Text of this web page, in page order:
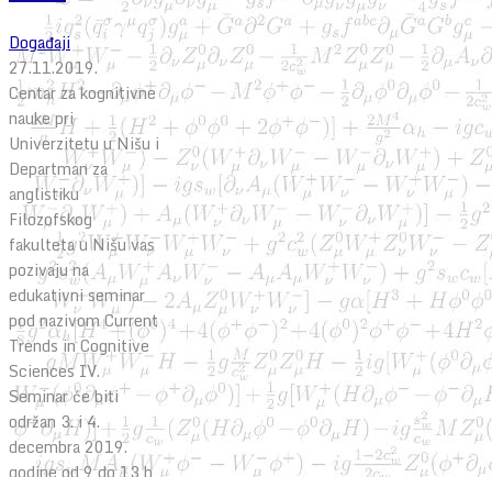
Događaji
27.11.2019.
Centar za kognitivne
nauke pri
Univerzitetu u Nišu i
Departman za
anglistiku
Filozofskog
fakulteta u Nišu vas
pozivaju na
edukativni seminar
pod nazivom Current
Trends in Cognitive
Sciences IV.
Seminar će biti
održan 3. i 4.
decembra 2019.